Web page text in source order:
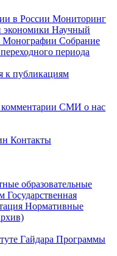
в России Мониторинг
экономики Научный
Монографии Собрание
периода
к публикациям
СМИ о нас
Контакты
образовательные
Государственная
Нормативные
Гайдара Программы